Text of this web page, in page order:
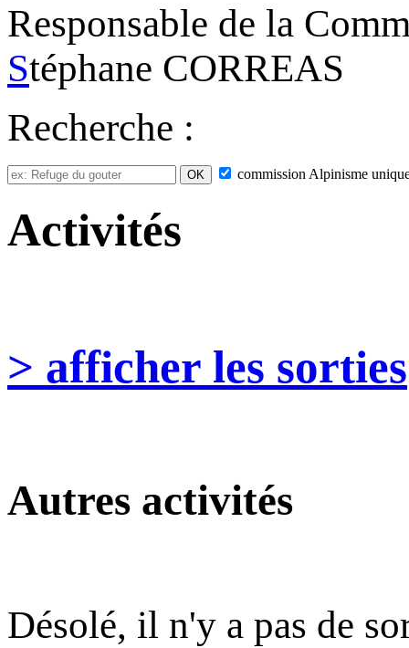
Responsable de la
Stéphane CORREAS
Recherche :
commission Alpinisme
Activités
> afficher les sorties
Autres activités
Désolé, il n'y a pas de